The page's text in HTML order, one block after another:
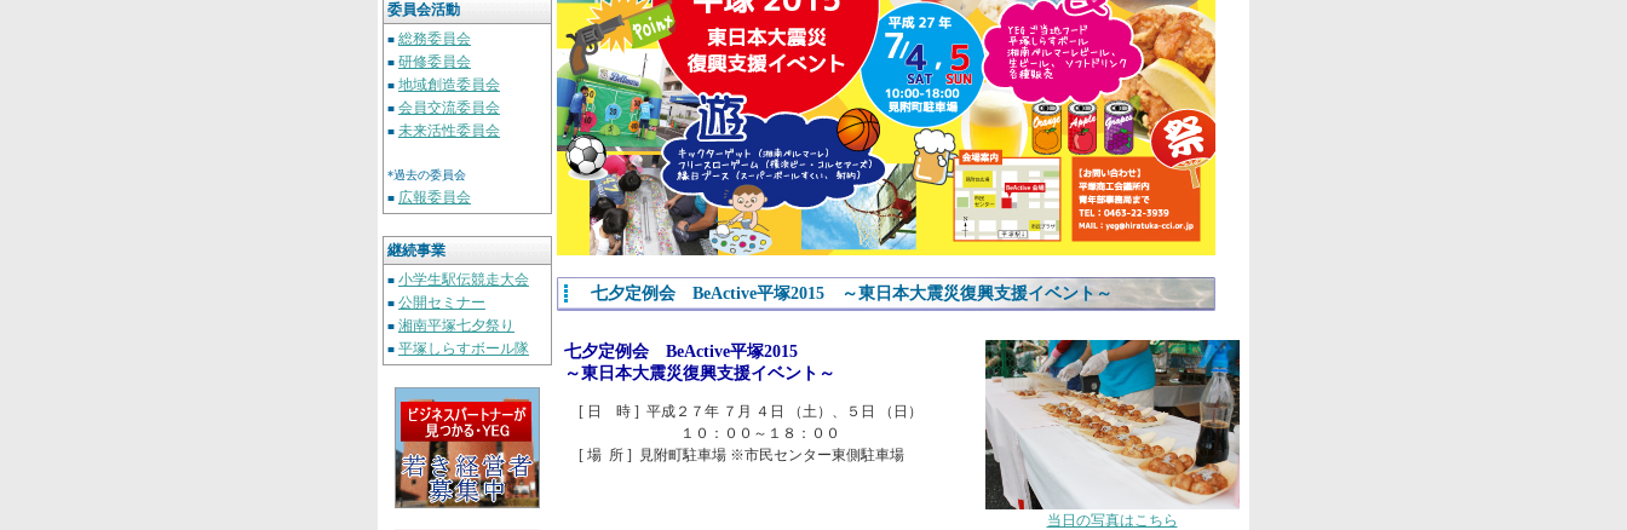
委員会活動
■ 総務委員会
■ 研修委員会
■ 地域創造委員会
■ 会員交流委員会
■ 未来活性委員会
*過去の委員会
■ 広報委員会
継続事業
■ 小学生駅伝競走大会
■ 公開セミナー
■ 湘南平塚七夕祭り
■ 平塚しらすボール隊
七夕定例会 BeActive平塚2015 ～東日本大震災復興支援イベント～
七夕定例会 BeActive平塚2015
～東日本大震災復興支援イベント～
[ 日 時 ] 平成２７年 ７月 ４日 （土）、５日 （日）
１０：００～１８：００
[ 場 所 ] 見附町駐車場 ※市民センター東側駐車場
当日の写真はこちら